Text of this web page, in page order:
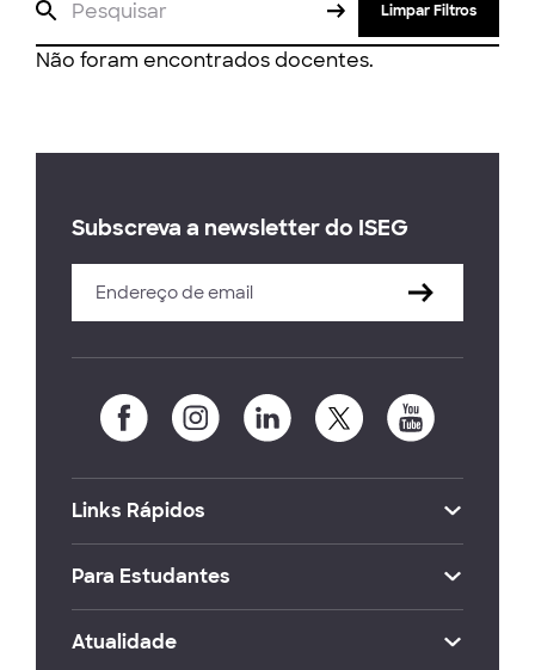
Limpar Filtros
Não foram encontrados docentes.
Subscreva a newsletter do ISEG
Links Rápidos
Para Estudantes
Atualidade